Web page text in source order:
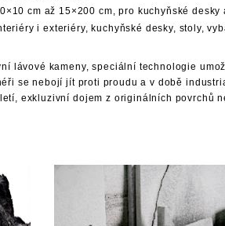
cm až 15×200 cm, pro kuchyňské desky
i exteriéry, kuchyňské desky, stoly,
lávové kameny, speciální technologie
se nebojí jít proti proudu a v době
exkluzivní dojem z originálních povrchů